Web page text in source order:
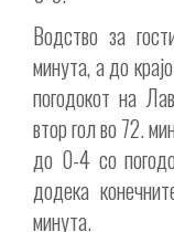
Водство за
минута, а до
погодокот на
втор гол во 72.
до 0-4 со
додека
минута.